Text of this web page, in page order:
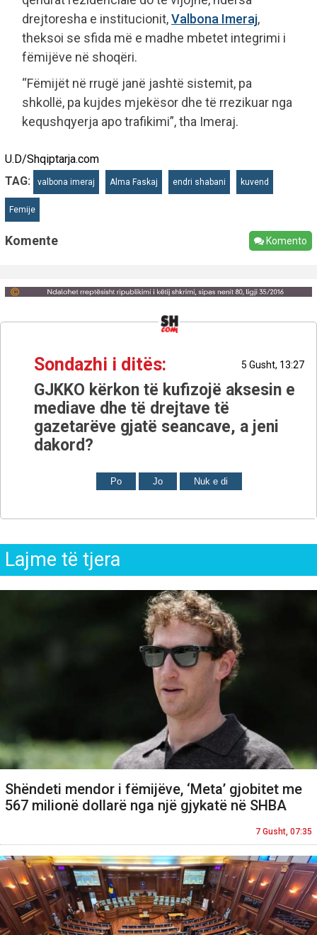
drejtoresha e institucionit,Valbona Imeraj,
theksoi se sfida më e madhe mbetet integrimi i
fëmijëve në shoqëri.
“Fëmijët në rrugë janë jashtë sistemit, pa
shkollë, pa kujdes mjekësor dhe të rrezikuar nga
kequshqyerja apo trafikimi”, tha Imeraj.
U.D/Shqiptarja.com
TAG:
valbona imeraj Alma Faskaj endri shabani kuvend
Femije
Komente Komento
Sondazhi i ditës: 5 Gusht, 13:27
GJKKO kërkon të kufizojë aksesin e
mediave dhe të drejtave të
gazetarëve gjatë seancave, a jeni
dakord?
Po Jo Nuk e di
Lajme të tjera
Shëndeti mendor i fëmijëve, ‘Meta’ gjobitet me
567 milionë dollarë nga një gjykatë në SHBA
7 Gusht, 07:35